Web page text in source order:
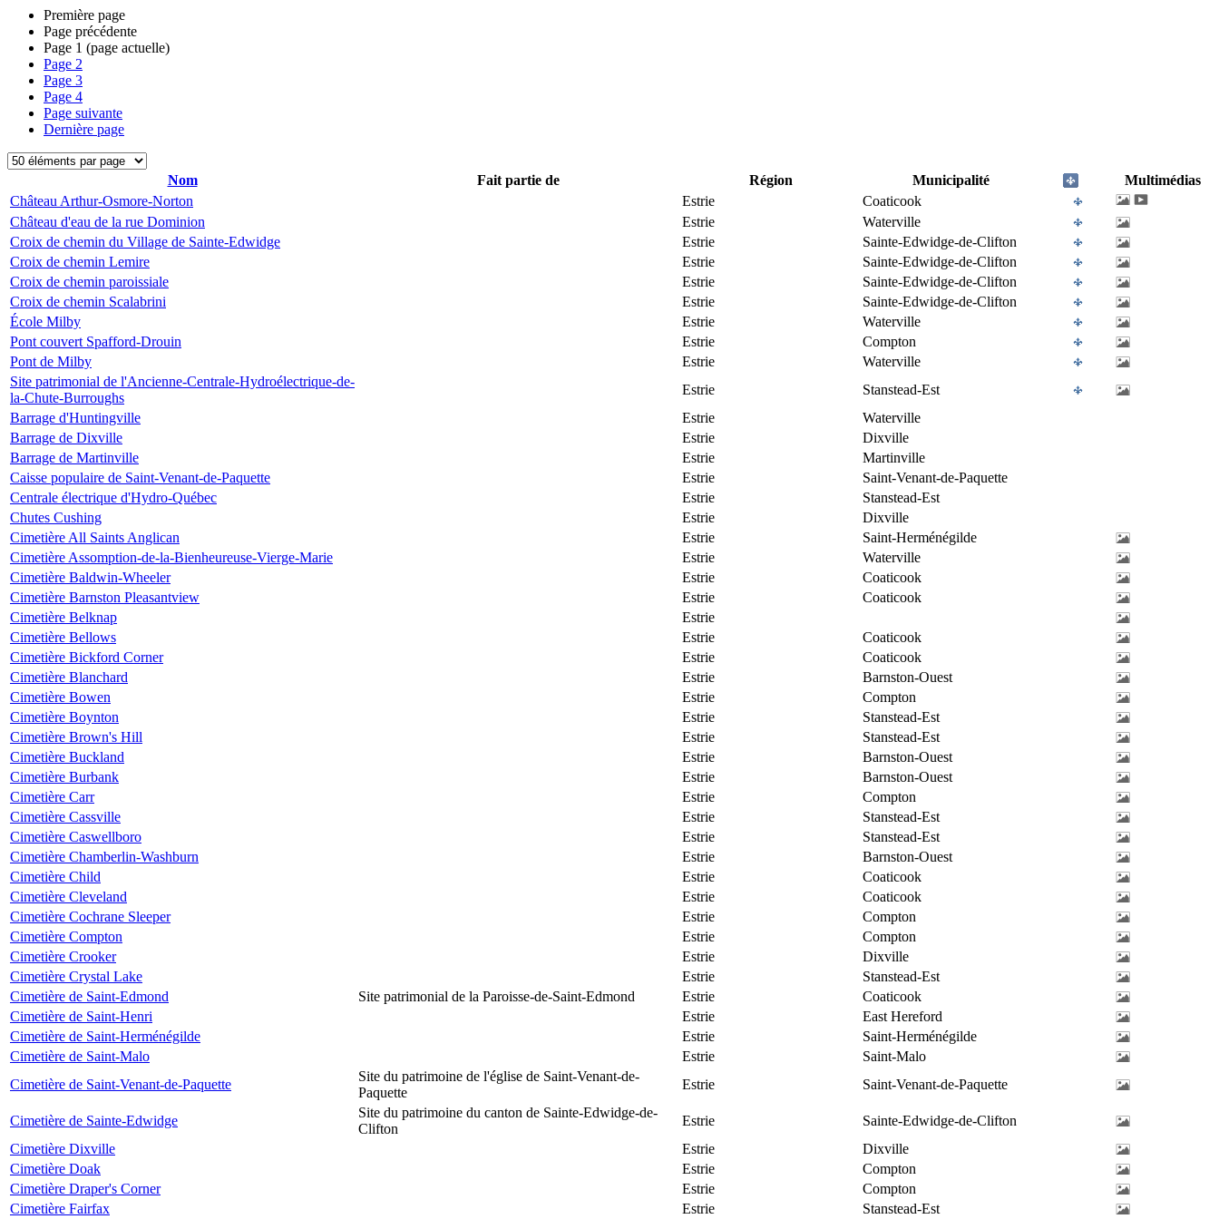
Première page
Page précédente
Page 1 (page actuelle)
Page 2
Page 3
Page 4
Page suivante
Dernière page
Nom Fait partie de Région Municipalité
Multimédias
Château Arthur-Osmore-Norton
Estrie
Coaticook
Château d'eau de la rue Dominion
Estrie
Waterville
Croix de chemin du Village de Sainte-Edwidge
Estrie
Sainte-Edwidge-de-Clifton
Croix de chemin Lemire
Estrie
Sainte-Edwidge-de-Clifton
Croix de chemin paroissiale
Estrie
Sainte-Edwidge-de-Clifton
Croix de chemin Scalabrini
Estrie
Sainte-Edwidge-de-Clifton
École Milby
Estrie
Waterville
Pont couvert Spafford-Drouin
Estrie
Compton
Pont de Milby
Estrie
Waterville
Site patrimonial de l'Ancienne-Centrale-Hydroélectrique-de-
la-Chute-Burroughs
Estrie
Stanstead-Est
Barrage d'Huntingville
Estrie
Waterville
Barrage de Dixville
Estrie
Dixville
Barrage de Martinville
Estrie
Martinville
Caisse populaire de Saint-Venant-de-Paquette
Estrie
Saint-Venant-de-Paquette
Centrale électrique d'Hydro-Québec
Estrie
Stanstead-Est
Chutes Cushing
Estrie
Dixville
Cimetière All Saints Anglican
Estrie
Saint-Herménégilde
Cimetière Assomption-de-la-Bienheureuse-Vierge-Marie
Estrie
Waterville
Cimetière Baldwin-Wheeler
Estrie
Coaticook
Cimetière Barnston Pleasantview
Estrie
Coaticook
Cimetière Belknap
Estrie
Cimetière Bellows
Estrie
Coaticook
Cimetière Bickford Corner
Estrie
Coaticook
Cimetière Blanchard
Estrie
Barnston-Ouest
Cimetière Bowen
Estrie
Compton
Cimetière Boynton
Estrie
Stanstead-Est
Cimetière Brown's Hill
Estrie
Stanstead-Est
Cimetière Buckland
Estrie
Barnston-Ouest
Cimetière Burbank
Estrie
Barnston-Ouest
Cimetière Carr
Estrie
Compton
Cimetière Cassville
Estrie
Stanstead-Est
Cimetière Caswellboro
Estrie
Stanstead-Est
Cimetière Chamberlin-Washburn
Estrie
Barnston-Ouest
Cimetière Child
Estrie
Coaticook
Cimetière Cleveland
Estrie
Coaticook
Cimetière Cochrane Sleeper
Estrie
Compton
Cimetière Compton
Estrie
Compton
Cimetière Crooker
Estrie
Dixville
Cimetière Crystal Lake
Estrie
Stanstead-Est
Cimetière de Saint-Edmond
Site patrimonial de la Paroisse-de-Saint-Edmond Estrie
Coaticook
Cimetière de Saint-Henri
Estrie
East Hereford
Cimetière de Saint-Herménégilde
Estrie
Saint-Herménégilde
Cimetière de Saint-Malo
Estrie
Saint-Malo
Cimetière de Saint-Venant-de-Paquette
Site du patrimoine de l'église de Saint-Venant-de-
Paquette
Estrie Saint-Venant-de-Paquette
Cimetière de Sainte-Edwidge
Site du patrimoine du canton de Sainte-Edwidge-de-
Clifton
Estrie
Sainte-Edwidge-de-Clifton
Cimetière Dixville
Estrie
Dixville
Cimetière Doak
Estrie
Compton
Cimetière Draper's Corner
Estrie
Compton
Cimetière Fairfax
Estrie Stanstead-Est